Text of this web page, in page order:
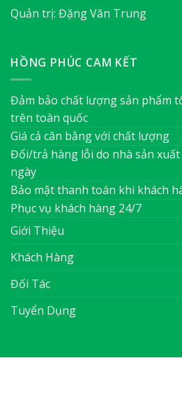
Quản trị: Đặng Văn Trung
HỒNG PHÚC CAM KẾT
Đảm bảo chất lượng sản phẩm
trên toàn quốc
Giá cả cân bằng với chất lượng
Đổi/trả hàng lỗi do nhà sản
ngày
Bảo mật thanh toán khi khách
Phục vụ khách hàng 24/7
Giới Thiệu
Khách Hàng
Đối Tác
Tuyển Dụng